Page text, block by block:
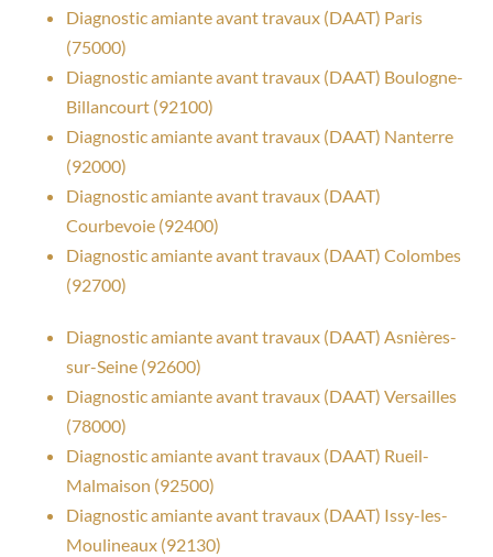
Diagnostic amiante avant travaux (DAAT) Paris
(75000)
Diagnostic amiante avant travaux (DAAT) Boulogne-
Billancourt (92100)
Diagnostic amiante avant travaux (DAAT) Nanterre
(92000)
Diagnostic amiante avant travaux (DAAT)
Courbevoie (92400)
Diagnostic amiante avant travaux (DAAT) Colombes
(92700)
Diagnostic amiante avant travaux (DAAT) Asnières-
sur-Seine (92600)
Diagnostic amiante avant travaux (DAAT) Versailles
(78000)
Diagnostic amiante avant travaux (DAAT) Rueil-
Malmaison (92500)
Diagnostic amiante avant travaux (DAAT) Issy-les-
Moulineaux (92130)